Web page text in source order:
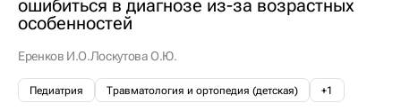
ошибиться в диагнозе из-за возрастных
особенностей
Еренков И.О.Лоскутова О.Ю.
Педиатрия Травматология и ортопедия (детская) +1